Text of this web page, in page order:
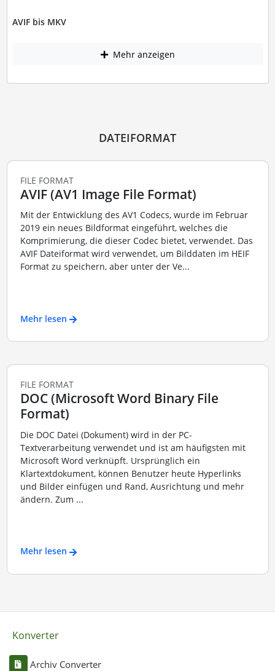
AVIF bis MKV
Mehr anzeigen
DATEIFORMAT
FILE FORMAT
AVIF (AV1 Image File Format)
Mit der Entwicklung des AV1 Codecs, wurde im Februar
2019 ein neues Bildformat eingeführt, welches die
Komprimierung, die dieser Codec bietet, verwendet. Das
AVIF Dateiformat wird verwendet, um Bilddaten im HEIF
Format zu speichern, aber unter der Ve...
Mehr lesen
FILE FORMAT
DOC (Microsoft Word Binary File
Format)
Die DOC Datei (Dokument) wird in der PC-
Textverarbeitung verwendet und ist am häufigsten mit
Microsoft Word verknüpft. Ursprünglich ein
Klartextdokument, können Benutzer heute Hyperlinks
und Bilder einfügen und Rand, Ausrichtung und mehr
ändern. Zum ...
Mehr lesen
Konverter
Archiv Converter